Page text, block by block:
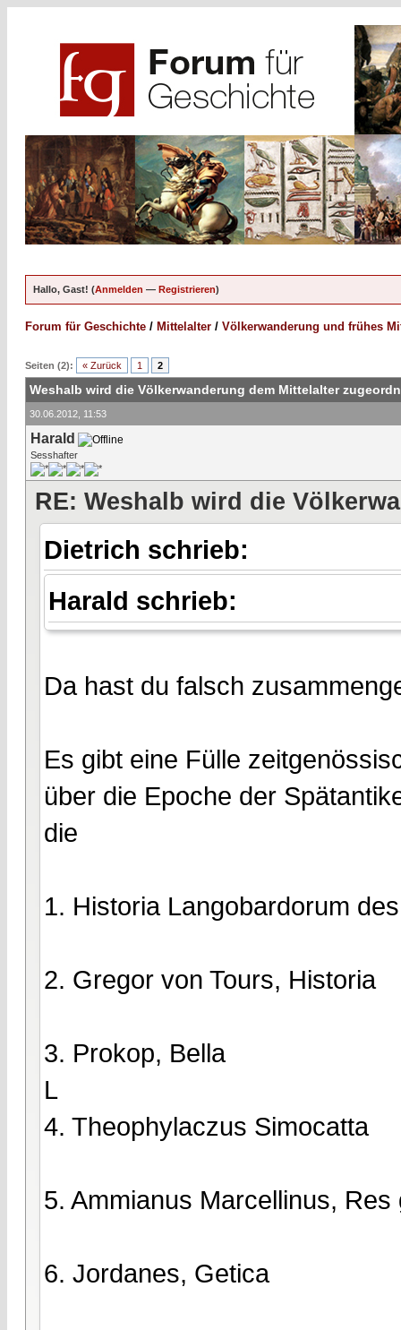
Hallo, Gast! (Anmelden — Registrieren)
Forum für Geschichte / Mittelalter / Völkerwanderung und frühes
Seiten (2): « Zurück 1 2
Weshalb wird die Völkerwanderung dem Mittelalter
30.06.2012, 11:53
Harald
Sesshafter
RE: Weshalb wird die
Dietrich schrieb:
Harald schrieb:
Da hast du falsch
Es gibt eine Fülle
über die Epoche der
die
1. Historia Langobardorum
2. Gregor von Tours, Historia
3. Prokop, Bella
L
4. Theophylaczus Simocatta
5. Ammianus Marcellinus, Res
6. Jordanes, Getica